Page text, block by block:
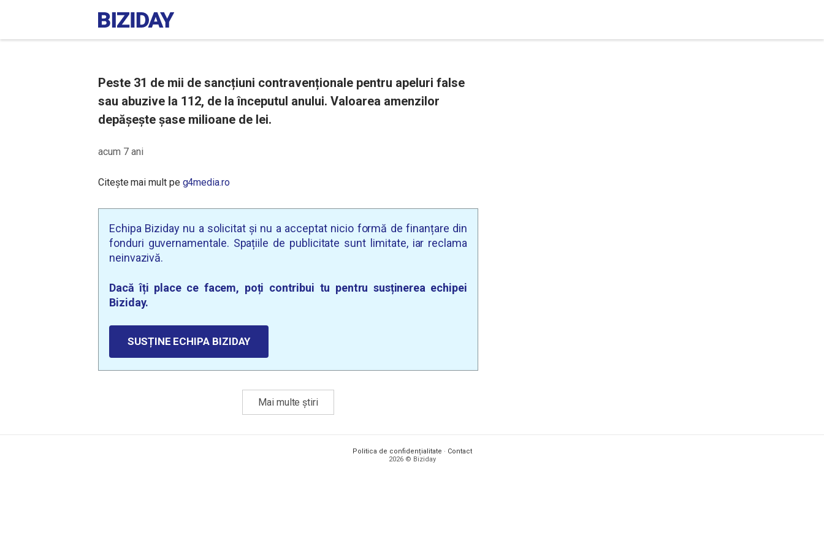
Peste 31 de mii de sancțiuni contravenționale pentru apeluri false
sau abuzive la 112, de la începutul anului. Valoarea amenzilor
depășește șase milioane de lei.
acum 7 ani
Citește mai mult pe g4media.ro
Echipa Biziday nu a solicitat și nu a acceptat nicio formă de finanțare din
fonduri guvernamentale. Spațiile de publicitate sunt limitate, iar reclama
neinvazivă.
Dacă îți place ce facem, poți contribui tu pentru susținerea echipei
Biziday.
SUSȚINE ECHIPA BIZIDAY
Mai multe știri
Politica de confidențialitate · Contact
2026 © Biziday